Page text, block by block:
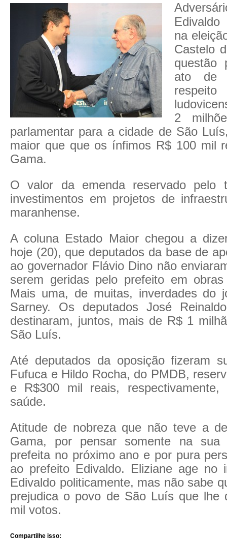
Edivaldo
na
Castelo
questão
ato de
2
parlamentar para a cidade de São
maior que que os ínfimos R$ 100 mil
Gama.
O valor da emenda reservado pelo
investimentos em projetos de
maranhense.
A coluna Estado Maior chegou a
hoje (20), que deputados da base de
ao governador Flávio Dino não
serem geridas pelo prefeito em
Mais uma, de muitas, inverdades do
Sarney. Os deputados José
destinaram, juntos, mais de R$ 1
São Luís.
Até deputados da oposição fizeram
Fufuca e Hildo Rocha, do PMDB,
e R$300 mil reais,
saúde.
Atitude de nobreza que não teve a
Gama, por pensar somente na sua
prefeita no próximo ano e por pura
ao prefeito Edivaldo. Eliziane age no
Edivaldo politicamente, mas não sabe
prejudica o povo de São Luís que lhe
mil votos.
Compartilhe isso: